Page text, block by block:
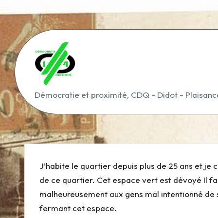
to
content
D
é
m
o
c
r
Démocratie et proximité, CDQ - Didot -
J’habite le quartier depuis plus de 25 ans et
de ce quartier. Cet espace vert est dévoyé Il
malheureusement aux gens mal intentionné
fermant cet espace.